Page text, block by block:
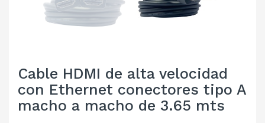
Cable HDMI de alta velocidad
con Ethernet conectores tipo A
macho a macho de 3.65 mts